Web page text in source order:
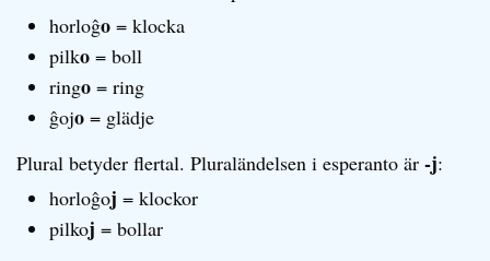
horloĝo = klocka
pilko = boll
ringo = ring
ĝojo = glädje
Plural betyder flertal. Pluraländelsen i esperanto är -j:
horloĝoj = klockor
pilkoj = bollar